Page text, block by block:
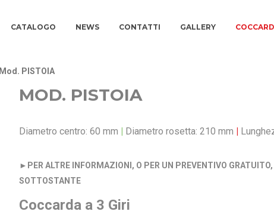
CATALOGO NEWS CONTATTI GALLERY
Mod. PISTOIA
MOD. PISTOIA
Diametro centro: 60 mm | Diametro rosetta: 210 mm |
► PER ALTRE INFORMAZIONI, O PER UN PREVENTIVO
SOTTOSTANTE
Coccarda a 3 Giri